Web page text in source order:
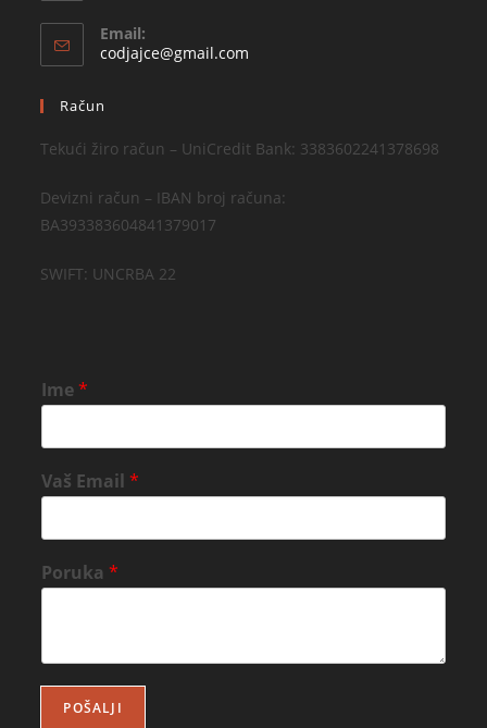
Email:
codjajce@gmail.com
Račun
Tekući žiro račun – UniCredit Bank: 3383602241378698
Devizni račun – IBAN broj računa:
BA393383604841379017
SWIFT: UNCRBA 22
Ime*
Vaš Email*
Poruka*
POŠALJI